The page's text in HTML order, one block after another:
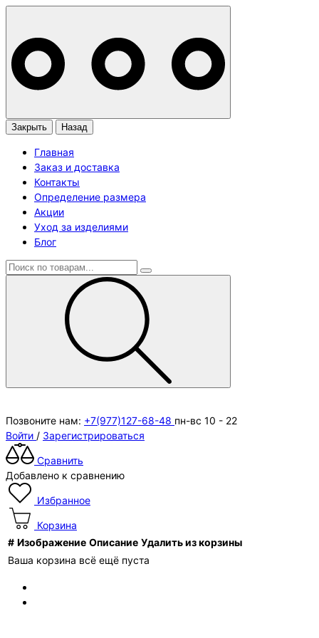
Закрыть Назад
Главная
Заказ и доставка
Контакты
Определение размера
Акции
Уход за изделиями
Блог
Позвоните нам: +7(977)127-68-48 пн-вс 10 - 22
Войти / Зарегистрироваться
Сравнить
Добавлено к сравнению
Избранное
Корзина
# Изображение Описание Удалить из корзины
Ваша корзина всё ещё пуста